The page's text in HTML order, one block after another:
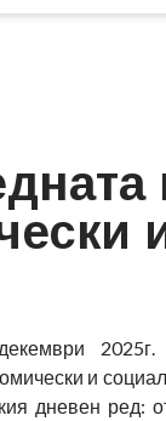
и
дневен ред: